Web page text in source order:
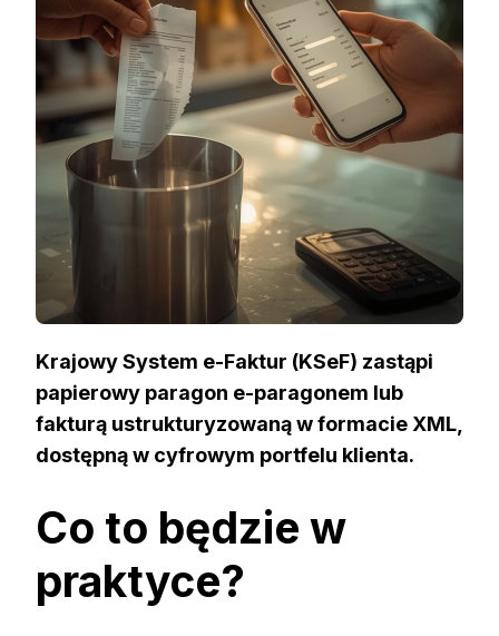
Krajowy System e-Faktur (KSeF) zastąpi
papierowy paragon e-paragonem lub
fakturą ustrukturyzowaną w formacie XML,
dostępną w cyfrowym portfelu klienta.
Co to będzie w
praktyce?